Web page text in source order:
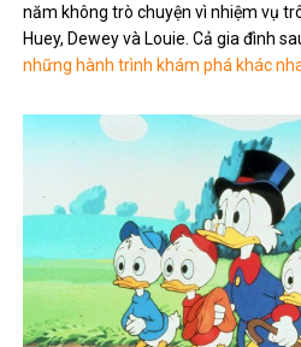
năm không trò chuyện vì nhiệm vụ
Huey, Dewey và Louie. Cả gia đình
những hành trình khám phá khác